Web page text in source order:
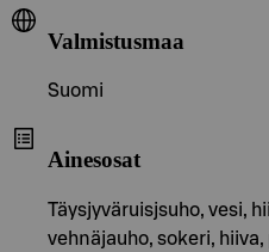
Valmistusmaa
Suomi
Ainesosat
Täysjyväruisjsuho, vesi,
vehnäjauho, sokeri,